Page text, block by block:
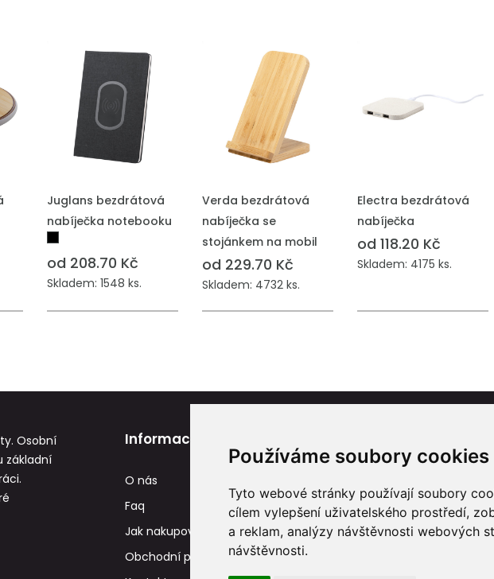
Používáme soubory cookies
Tyto webové stránky používají soubory
cílem vylepšení uživatelského prostředí,
a reklam, analýzy návštěvnosti webových
návštěvnosti.
PŘIDAT DO POPTÁVKY
Juglans bezdrátová
nabíječka notebooku
od 208.70 Kč
Skladem: 1548 ks.
PŘIDAT DO POPTÁVKY
Verda bezdrátová
nabíječka se
stojánkem na mobil
od 229.70 Kč
Skladem: 4732 ks.
PŘIDAT DO POPTÁVKY
Electra bezdrátová
nabíječka
od 118.20 Kč
Skladem: 4175 ks.
Osobní
základní
Informace
O nás
Faq
Jak nakupovat
Obchodní podmínky
Reference
Tisková data
IČ: